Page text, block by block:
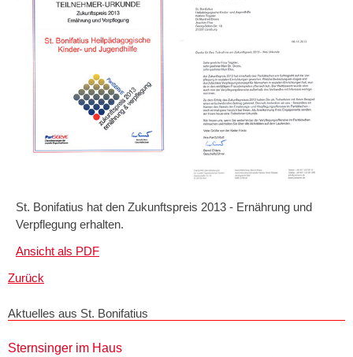
St. Bonifatius hat den Zukunftspreis 2013 - Ernährung und
Verpflegung erhalten.
Ansicht als PDF
Zurück
Aktuelles aus St. Bonifatius
Sternsinger im Haus